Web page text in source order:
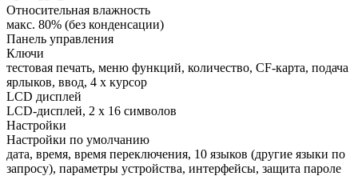
Относительная влажность
макс. 80% (без конденсации)
Панель управления
Ключи
тестовая печать, меню функций, количество, CF-карта, подача
ярлыков, ввод, 4 х курсор
LCD дисплей
LCD-дисплей, 2 x 16 символов
Настройки
Настройки по умолчанию
дата, время, время переключения, 10 языков (другие языки по
запросу), параметры устройства, интерфейсы, защита пароле